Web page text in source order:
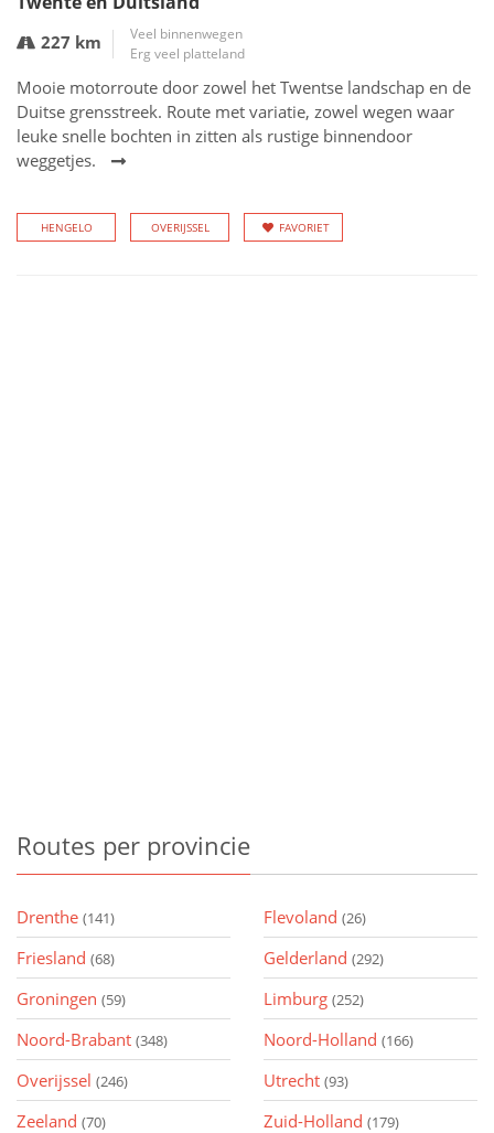
227 km
Veel binnenwegen
Erg veel platteland
Mooie motorroute door zowel het Twentse landschap en de
Duitse grensstreek. Route met variatie, zowel wegen waar
leuke snelle bochten in zitten als rustige binnendoor
weggetjes.
HENGELO OVERIJSSEL FAVORIET
Routes per provincie
Drenthe (141) Flevoland (26)
Friesland (68) Gelderland (292)
Groningen (59) Limburg (252)
Noord-Brabant (348) Noord-Holland (166)
Overijssel (246) Utrecht (93)
Zeeland (70) Zuid-Holland (179)